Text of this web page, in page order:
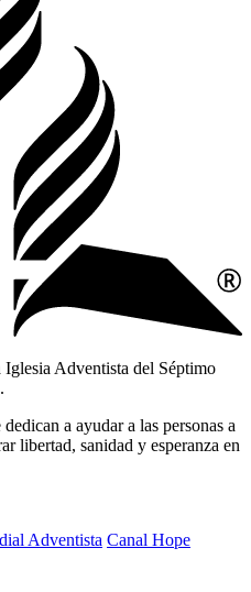
Adventista del Séptimo
a ayudar a las personas a
libertad, sanidad y esperanza en
Adventista Canal Hope